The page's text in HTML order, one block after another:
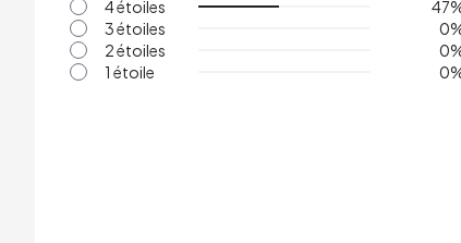
4 étoiles
47
3 étoiles
0
2 étoiles
0
1 étoile
0